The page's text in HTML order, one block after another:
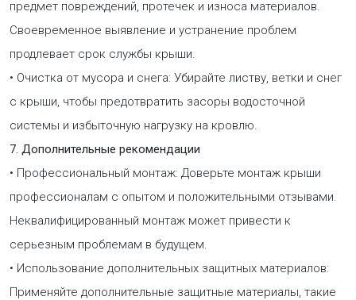
предмет повреждений, протечек и износа материалов.
Своевременное выявление и устранение проблем
продлевает срок службы крыши.
• Очистка от мусора и снега: Убирайте листву, ветки и снег
с крыши, чтобы предотвратить засоры водосточной
системы и избыточную нагрузку на кровлю.
7. Дополнительные рекомендации
• Профессиональный монтаж: Доверьте монтаж крыши
профессионалам с опытом и положительными отзывами.
Неквалифицированный монтаж может привести к
серьезным проблемам в будущем.
• Использование дополнительных защитных материалов:
Применяйте дополнительные защитные материалы, такие